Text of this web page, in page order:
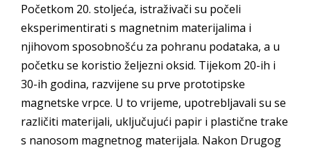
Početkom 20. stoljeća, istraživači su počeli
eksperimentirati s magnetnim materijalima i
njihovom sposobnošću za pohranu podataka, a u
početku se koristio željezni oksid. Tijekom 20-ih i
30-ih godina, razvijene su prve prototipske
magnetske vrpce. U to vrijeme, upotrebljavali su se
različiti materijali, uključujući papir i plastične trake
s nanosom magnetnog materijala. Nakon Drugog